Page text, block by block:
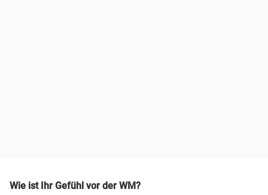
Wie ist Ihr Gefühl vor der WM?